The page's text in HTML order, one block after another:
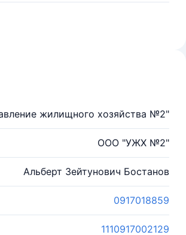
жилищного хозяйства №2"
ООО "УЖХ №2"
Альберт Зейтунович Бостанов
0917018859
1110917002129